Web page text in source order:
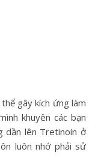
gây kích ứng làm
khuyên các bạn
dần lên Tretinoin ở
luôn nhớ phải sử